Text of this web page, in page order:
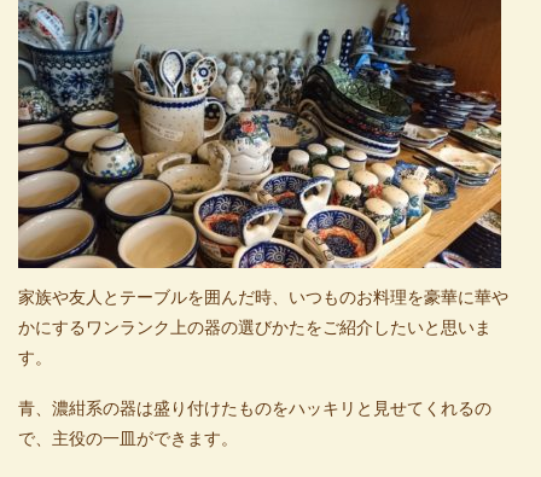
家族や友人とテーブルを囲んだ時、いつものお料理を豪華に華や
かにするワンランク上の器の選びかたをご紹介したいと思いま
す。
青、濃紺系の器は盛り付けたものをハッキリと見せてくれるの
で、主役の一皿ができます。